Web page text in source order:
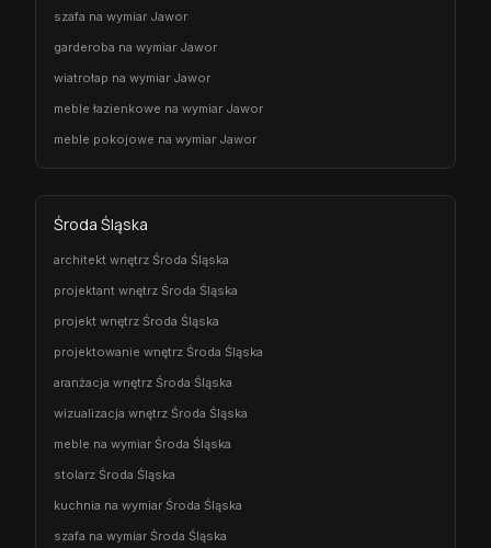
szafa na wymiar Jawor
garderoba na wymiar Jawor
wiatrołap na wymiar Jawor
meble łazienkowe na wymiar Jawor
meble pokojowe na wymiar Jawor
Środa Śląska
architekt wnętrz Środa Śląska
projektant wnętrz Środa Śląska
projekt wnętrz Środa Śląska
projektowanie wnętrz Środa Śląska
aranżacja wnętrz Środa Śląska
wizualizacja wnętrz Środa Śląska
meble na wymiar Środa Śląska
stolarz Środa Śląska
kuchnia na wymiar Środa Śląska
szafa na wymiar Środa Śląska